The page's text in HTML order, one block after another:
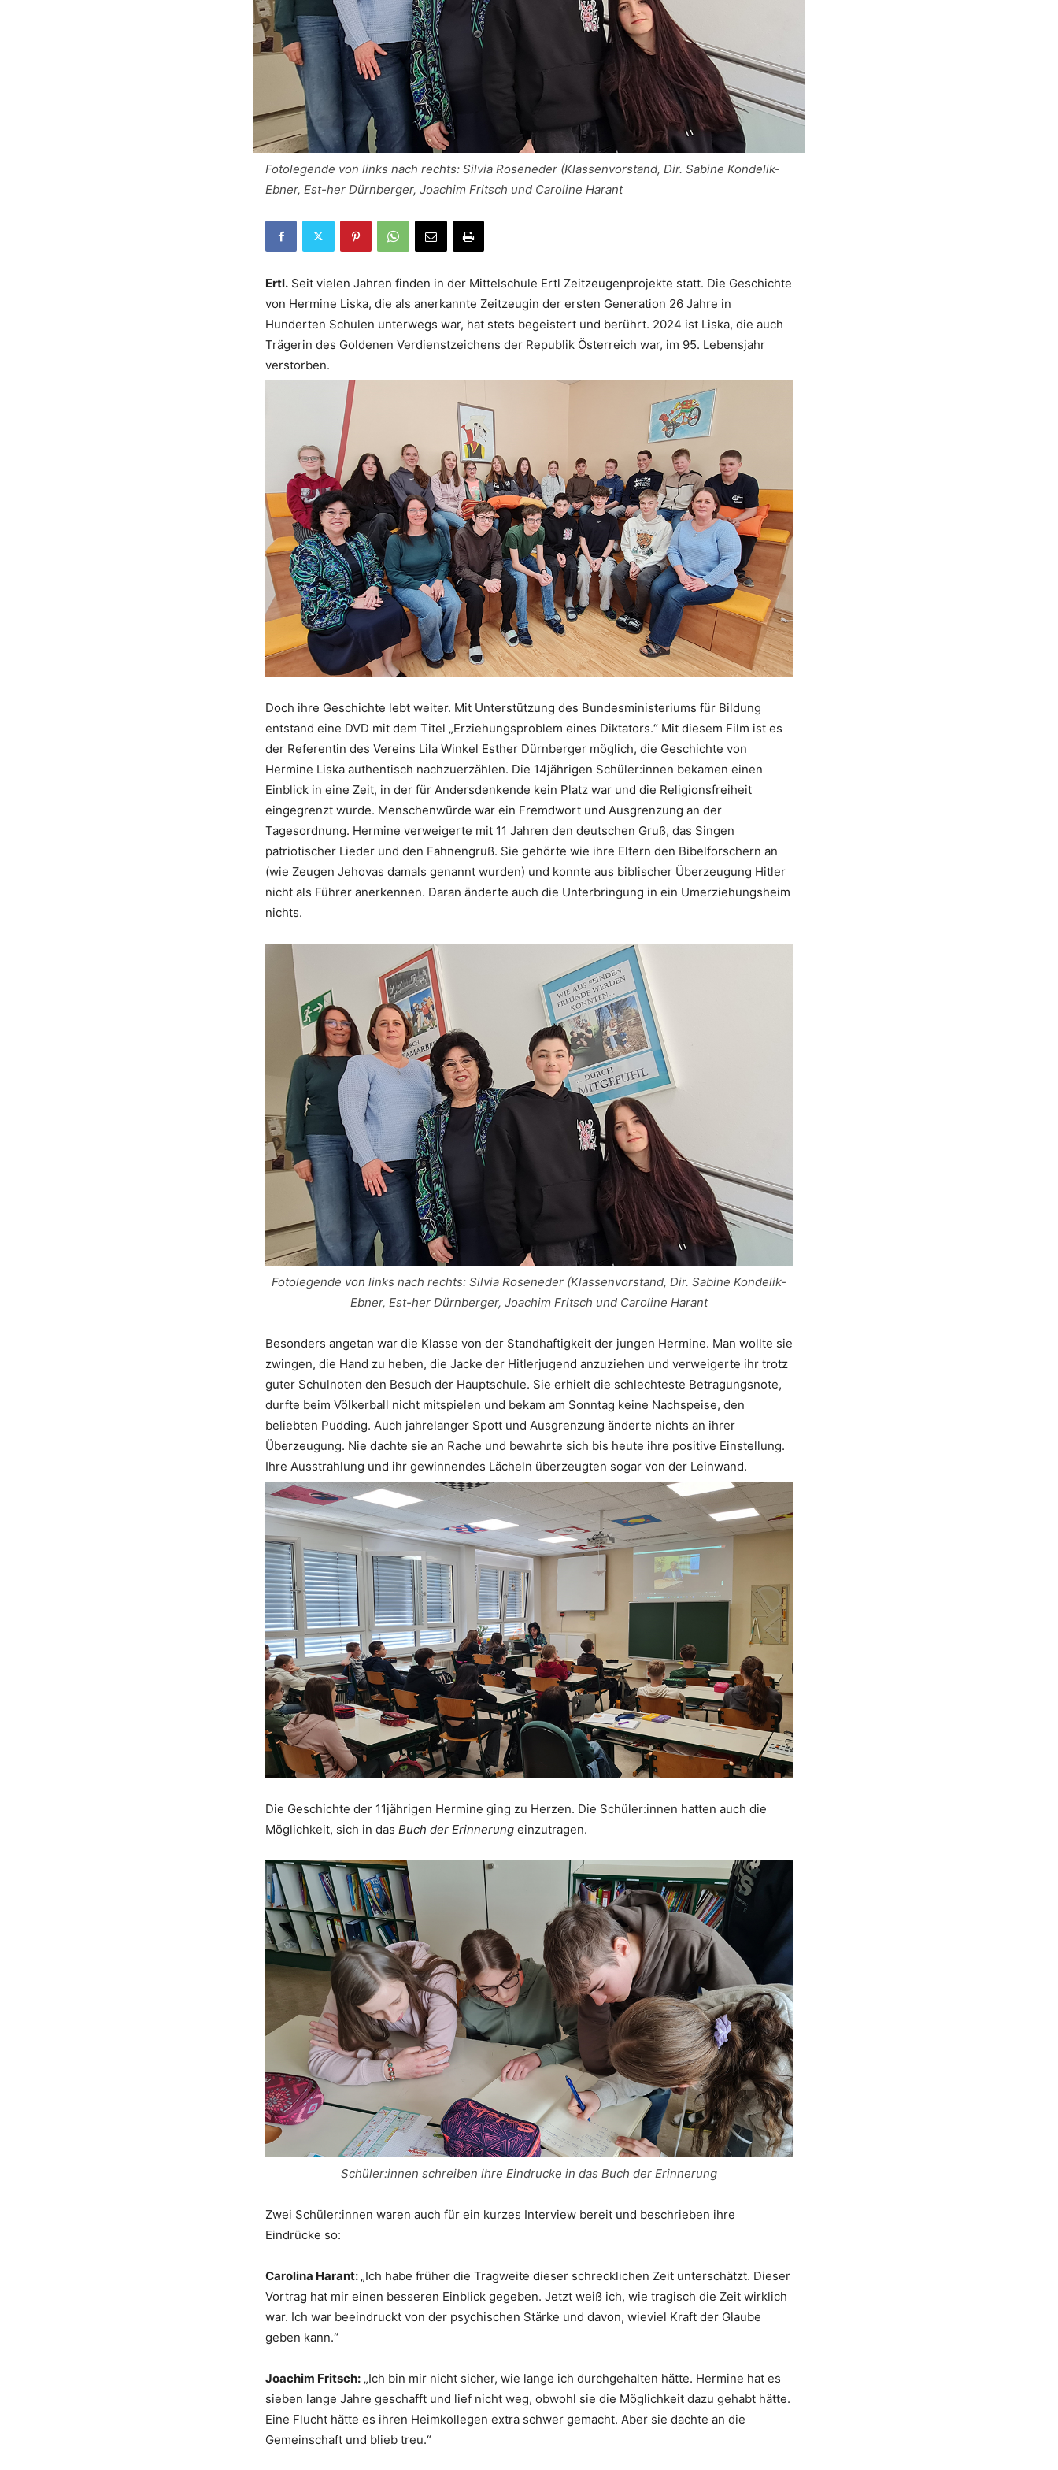
Fotolegende von links nach rechts: Silvia Roseneder (Klassenvorstand, Dir. Sabine Kondelik-
Ebner, Est-her Dürnberger, Joachim Fritsch und Caroline Harant
Ertl. Seit vielen Jahren finden in der Mittelschule Ertl Zeitzeugenprojekte statt. Die Geschichte
von Hermine Liska, die als anerkannte Zeitzeugin der ersten Generation 26 Jahre in
Hunderten Schulen unterwegs war, hat stets begeistert und berührt. 2024 ist Liska, die auch
Trägerin des Goldenen Verdienstzeichens der Republik Österreich war, im 95. Lebensjahr
verstorben.
Doch ihre Geschichte lebt weiter. Mit Unterstützung des Bundesministeriums für Bildung
entstand eine DVD mit dem Titel „Erziehungsproblem eines Diktators.“ Mit diesem Film ist es
der Referentin des Vereins Lila Winkel Esther Dürnberger möglich, die Geschichte von
Hermine Liska authentisch nachzuerzählen. Die 14jährigen Schüler:innen bekamen einen
Einblick in eine Zeit, in der für Andersdenkende kein Platz war und die Religionsfreiheit
eingegrenzt wurde. Menschenwürde war ein Fremdwort und Ausgrenzung an der
Tagesordnung. Hermine verweigerte mit 11 Jahren den deutschen Gruß, das Singen
patriotischer Lieder und den Fahnengruß. Sie gehörte wie ihre Eltern den Bibelforschern an
(wie Zeugen Jehovas damals genannt wurden) und konnte aus biblischer Überzeugung Hitler
nicht als Führer anerkennen. Daran änderte auch die Unterbringung in ein Umerziehungsheim
nichts.
Fotolegende von links nach rechts: Silvia Roseneder (Klassenvorstand, Dir. Sabine Kondelik-
Ebner, Est-her Dürnberger, Joachim Fritsch und Caroline Harant
Besonders angetan war die Klasse von der Standhaftigkeit der jungen Hermine. Man wollte sie
zwingen, die Hand zu heben, die Jacke der Hitlerjugend anzuziehen und verweigerte ihr trotz
guter Schulnoten den Besuch der Hauptschule. Sie erhielt die schlechteste Betragungsnote,
durfte beim Völkerball nicht mitspielen und bekam am Sonntag keine Nachspeise, den
beliebten Pudding. Auch jahrelanger Spott und Ausgrenzung änderte nichts an ihrer
Überzeugung. Nie dachte sie an Rache und bewahrte sich bis heute ihre positive Einstellung.
Ihre Ausstrahlung und ihr gewinnendes Lächeln überzeugten sogar von der Leinwand.
Die Geschichte der 11jährigen Hermine ging zu Herzen. Die Schüler:innen hatten auch die
Möglichkeit, sich in das Buch der Erinnerung einzutragen.
Schüler:innen schreiben ihre Eindrucke in das Buch der Erinnerung
Zwei Schüler:innen waren auch für ein kurzes Interview bereit und beschrieben ihre
Eindrücke so:
Carolina Harant: „Ich habe früher die Tragweite dieser schrecklichen Zeit unterschätzt. Dieser
Vortrag hat mir einen besseren Einblick gegeben. Jetzt weiß ich, wie tragisch die Zeit wirklich
war. Ich war beeindruckt von der psychischen Stärke und davon, wieviel Kraft der Glaube
geben kann.“
Joachim Fritsch: „Ich bin mir nicht sicher, wie lange ich durchgehalten hätte. Hermine hat es
sieben lange Jahre geschafft und lief nicht weg, obwohl sie die Möglichkeit dazu gehabt hätte.
Eine Flucht hätte es ihren Heimkollegen extra schwer gemacht. Aber sie dachte an die
Gemeinschaft und blieb treu.“